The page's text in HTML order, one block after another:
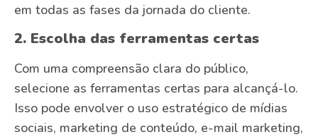
em todas as fases da jornada do cliente.
2. Escolha das ferramentas certas
Com uma compreensão clara do público,
selecione as ferramentas certas para alcançá-lo.
Isso pode envolver o uso estratégico de mídias
sociais, marketing de conteúdo, e-mail marketing,